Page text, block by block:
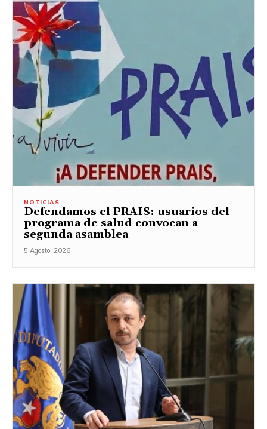
NOTICIAS
Defendamos el PRAIS: usuarios del
programa de salud convocan a
segunda asamblea
5 Agosto, 2026